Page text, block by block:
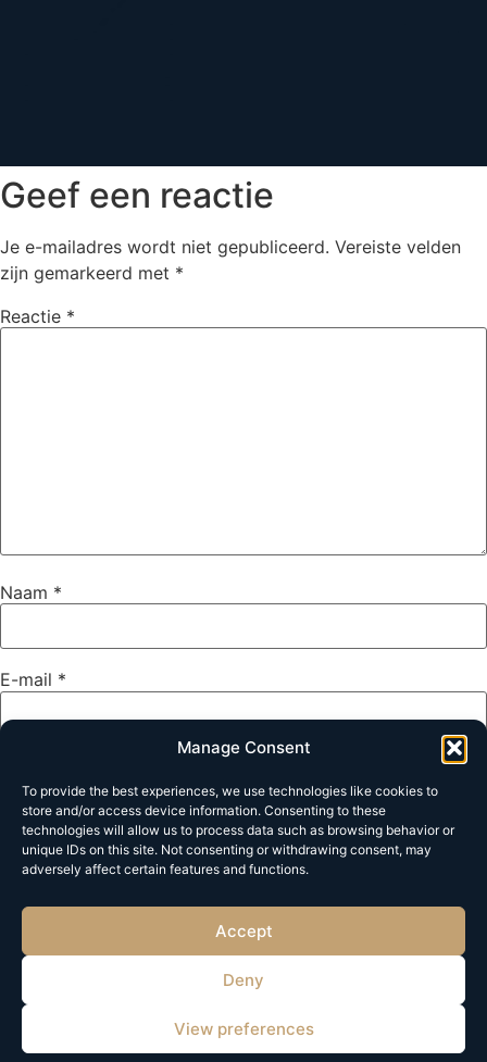
Manage Consent
To provide the best experiences, we use technologies like cookies to
store and/or access device information. Consenting to these
technologies will allow us to process data such as browsing behavior or
unique IDs on this site. Not consenting or withdrawing consent, may
adversely affect certain features and functions.
Accept
Deny
View preferences
Geef een reactie
Je e-mailadres wordt niet gepubliceerd. Vereiste velden
zijn gemarkeerd met *
Reactie *
Naam *
E-mail *
Mijn naam, e-mail en site opslaan in deze browser voor de